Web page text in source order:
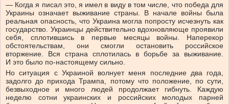
— Когда я писал это, я имел в виду в том числе, что победа для
Украины означает выживание страны. В начале войны была
реальная опасность, что Украина могла попросту исчезнуть как
государство. Украинцы действительно вдохновляюще проявили
себя, сплотившись в первые месяцы войны. Наперекор
обстоятельствам, они смогли остановить российское
вторжение. Вся страна сплотилась в борьбе за выживание.
И это было по-настоящему сильно.
Но ситуация с Украиной волнует меня последние два года,
задолго до прихода Трампа, потому что положение, по сути,
безвыходное и много людей продолжает гибнуть. Каждую
неделю сотни украинских и российских молодых парней